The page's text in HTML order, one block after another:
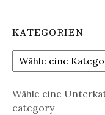
KATEGORIEN
Wähle eine
category